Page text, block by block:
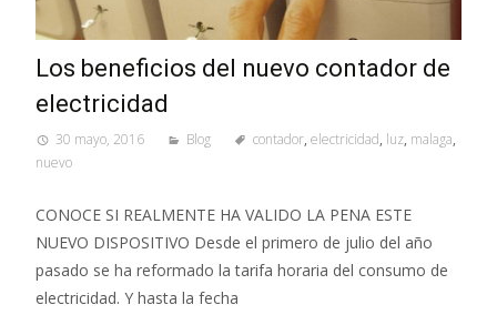
Los beneficios del nuevo contador de
electricidad
30 mayo, 2016 Blog contador, electricidad, luz, malaga,
nuevo
CONOCE SI REALMENTE HA VALIDO LA PENA ESTE
NUEVO DISPOSITIVO Desde el primero de julio del año
pasado se ha reformado la tarifa horaria del consumo de
electricidad. Y hasta la fecha